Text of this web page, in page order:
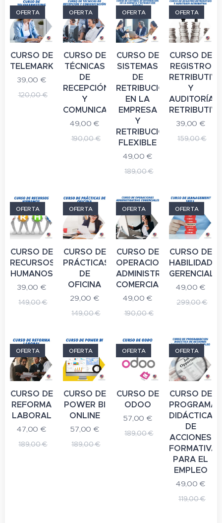
2.8 Cuestionario: cuestionario final
2.9 Cuestionario: cuestionario final
CURSO DE
TELEMARKETING
OFERTA
39,00 €
120,00€
CURSO DE
TÉCNICAS
DE
RECEPCIÓN
Y
COMUNICACIÓN
OFERTA
49,00 €
190,00€
CURSO DE
SISTEMAS
DE
RETRIBUCIÓN
EN LA
EMPRESA
Y
RETRIBUCIÓN
FLEXIBLE
OFERTA
49,00 €
189,00€
CURSO DE
REGISTRO
Y
AUDITORÍA
RETRIBUTIVA
OFERTA
39,00 €
159,00€
CURSO DE
RECURSOS
HUMANOS
OFERTA
39,00 €
149,00€
CURSO DE
PRÁCTICAS
DE
OFICINA
OFERTA
29,00 €
149,00€
CURSO DE
OPERACIONES
ADMINISTRATIVAS
COMERCIALES
OFERTA
49,00 €
190,00€
CURSO DE
OFERTA
49,00 €
299,00€
CURSO DE
REFORMA
LABORAL
OFERTA
47,00 €
189,00€
CURSO DE
POWER BI
ONLINE
OFERTA
57,00 €
189,00€
CURSO DE
ODOO
OFERTA
57,00 €
189,00€
CURSO DE
DIDÁCTICA
DE
ACCIONES
FORMATIVAS
PARA EL
EMPLEO
OFERTA
49,00 €
119,00€